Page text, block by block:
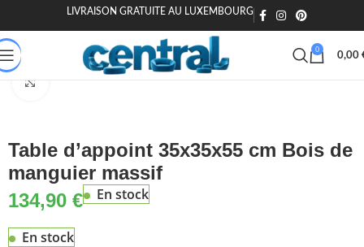
LIVRAISON GRATUITE AU LUXEMBOURG
0
0,00
Accueil Maison & Jardin Meuble Tables Tables d'appoint
Table d’appoint 35x35x55 cm Bois de
manguier massif
134,90 € En stock
En stock
🎁 20€ offerts dès 200€ - Code : MOIEN20🏷️ 15€ dès 120€ -